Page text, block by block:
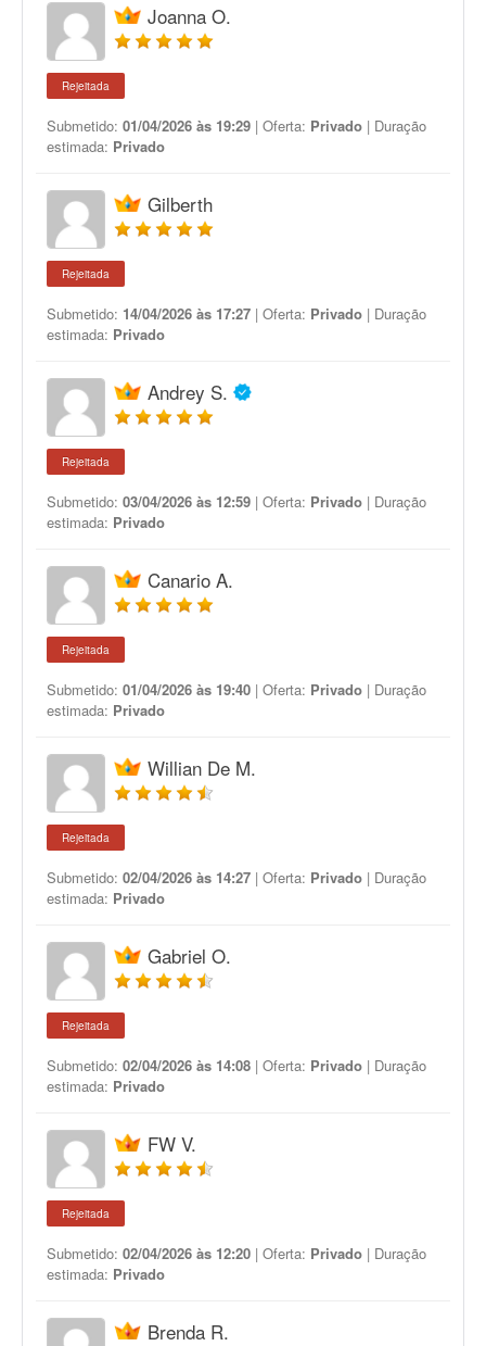
Joanna O.
Rejeitada
Submetido: 01/04/2026 às 19:29 | Oferta: Privado | Duração
estimada: Privado
Gilberth
Rejeitada
Submetido: 14/04/2026 às 17:27 | Oferta: Privado | Duração
estimada: Privado
Andrey S.
Rejeitada
Submetido: 03/04/2026 às 12:59 | Oferta: Privado | Duração
estimada: Privado
Canario A.
Rejeitada
Submetido: 01/04/2026 às 19:40 | Oferta: Privado | Duração
estimada: Privado
Willian De M.
Rejeitada
Submetido: 02/04/2026 às 14:27 | Oferta: Privado | Duração
estimada: Privado
Gabriel O.
Rejeitada
Submetido: 02/04/2026 às 14:08 | Oferta: Privado | Duração
estimada: Privado
FW V.
Rejeitada
Submetido: 02/04/2026 às 12:20 | Oferta: Privado | Duração
estimada: Privado
Brenda R.